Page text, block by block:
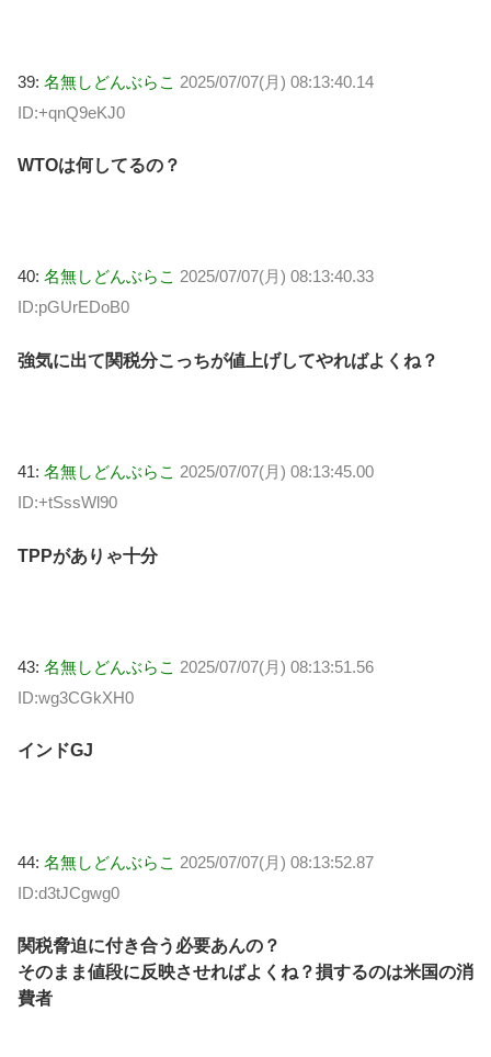
39: 名無しどんぶらこ 2025/07/07(月) 08:13:40.14
ID:+qnQ9eKJ0
WTOは何してるの？
40: 名無しどんぶらこ 2025/07/07(月) 08:13:40.33
ID:pGUrEDoB0
強気に出て関税分こっちが値上げしてやればよくね？
41: 名無しどんぶらこ 2025/07/07(月) 08:13:45.00
ID:+tSssWl90
TPPがありゃ十分
43: 名無しどんぶらこ 2025/07/07(月) 08:13:51.56
ID:wg3CGkXH0
インドGJ
44: 名無しどんぶらこ 2025/07/07(月) 08:13:52.87
ID:d3tJCgwg0
関税脅迫に付き合う必要あんの？
そのまま値段に反映させればよくね？損するのは米国の消
費者